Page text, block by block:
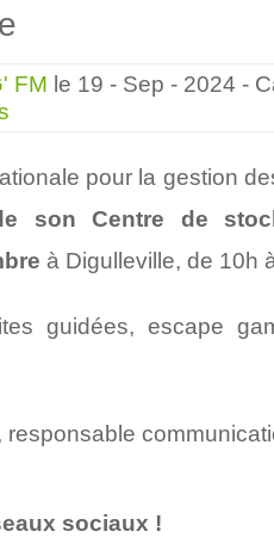
FM le 19 - Sep - 2024 -
pour la gestion
son Centre de
à Digulleville, de 10h
guidées, escape
sociaux !